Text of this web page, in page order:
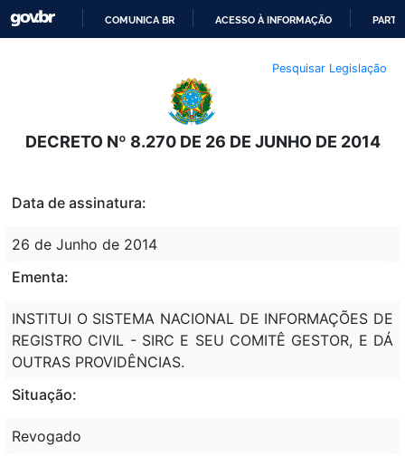
O
CONTEÚDO
COMUNICA BR ACESSO À INFORMAÇÃO
Pesquisar Legislação
DECRETO Nº 8.270 DE 26 DE JUNHO DE 2014
Data de assinatura:
26 de Junho de 2014
Ementa:
INSTITUI O SISTEMA NACIONAL DE INFORMAÇÕES DE
REGISTRO CIVIL - SIRC E SEU COMITÊ GESTOR, E DÁ
OUTRAS PROVIDÊNCIAS.
Situação:
Revogado